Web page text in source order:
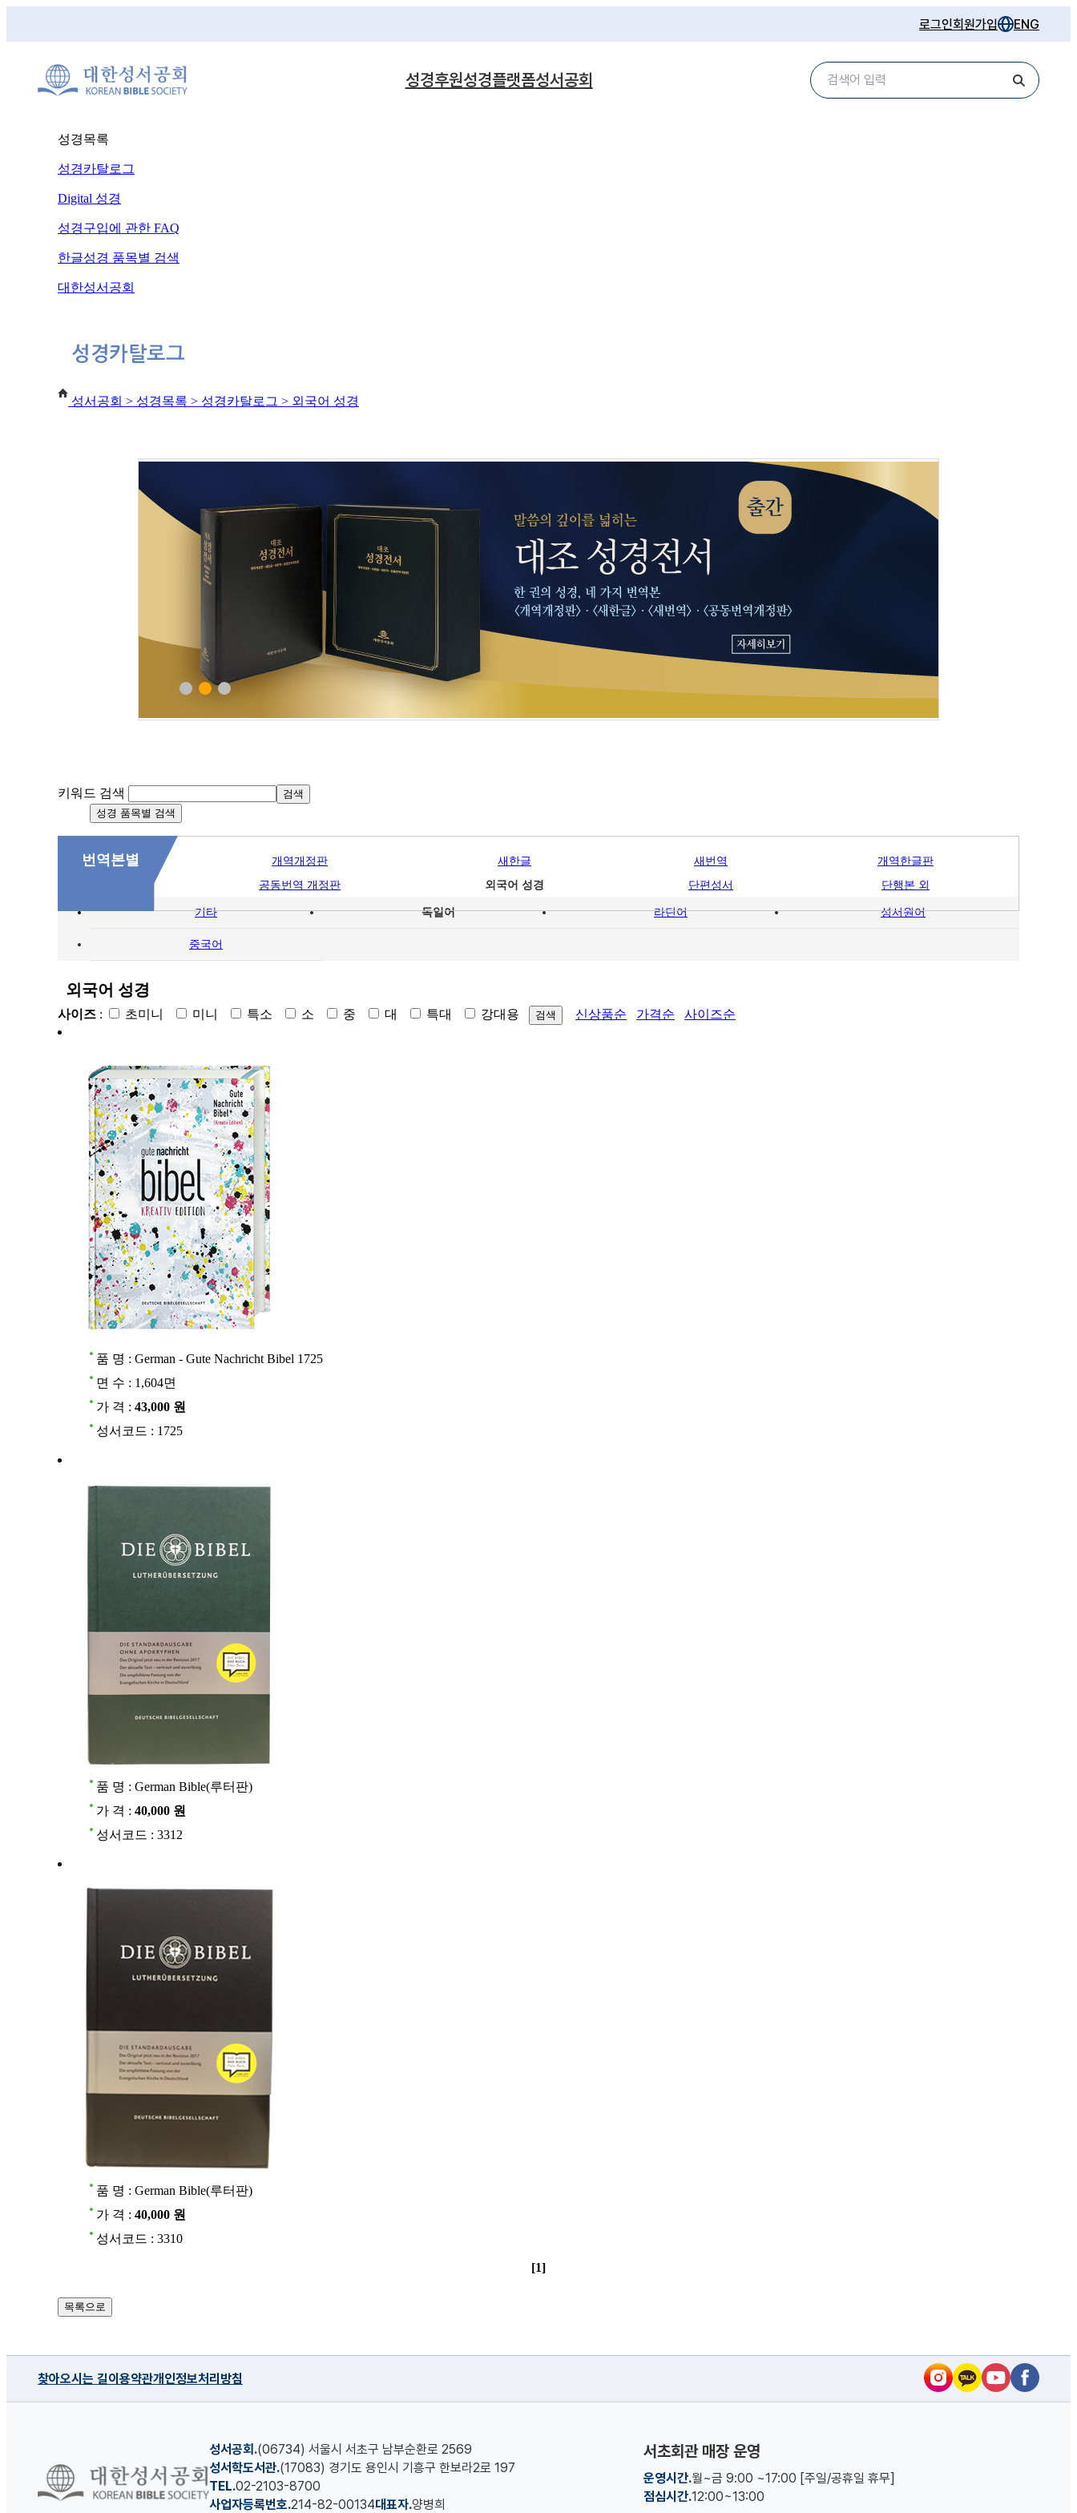
로그인회원가입 ENG
성경후원성경플랫폼성서공회
성경목록
성경카탈로그
Digital 성경
성경구입에 관한 FAQ
한글성경 품목별 검색
대한성서공회
성서공회 > 성경목록 > 성경카탈로그 > 외국어 성경
키워드 검색
번역본별 개역개정판 새한글 새번역
개역한글판
공동번역 개정판
외국어 성경 단편성서 단행본 외
기타 독일어 라틴어 성서원어
중국어
외국어 성경
사이즈 : 초미니 미니 특소 소 중 대 특대 강대용 신상품순 가격순 사이즈순
품 명 : German - Gute Nachricht Bibel 1725
면 수 : 1,604면
가 격 : 43,000 원
성서코드 : 1725
품 명 : German Bible(루터판)
가 격 : 40,000 원
성서코드 : 3312
품 명 : German Bible(루터판)
가 격 : 40,000 원
성서코드 : 3310
[1]
찾아오시는 길이용약관개인정보처리방침
성서공회.(06734) 서울시 서초구 남부순환로 2569
성서학도서관.(17083) 경기도 용인시 기흥구 한보라2로 197
TEL.02-2103-8700
사업자등록번호.214-82-00134대표자.양병희
서초회관 매장 운영
운영시간.월~금 9:00 ~17:00 [주일/공휴일 휴무]
점심시간.12:00~13:00